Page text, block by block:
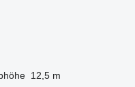
12,5 m